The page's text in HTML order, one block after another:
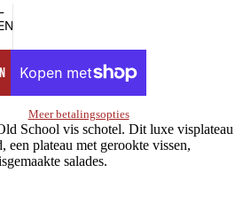
Meer betalingsopties
School vis schotel. Dit luxe visplateau
plateau met gerookte vissen,
salades.